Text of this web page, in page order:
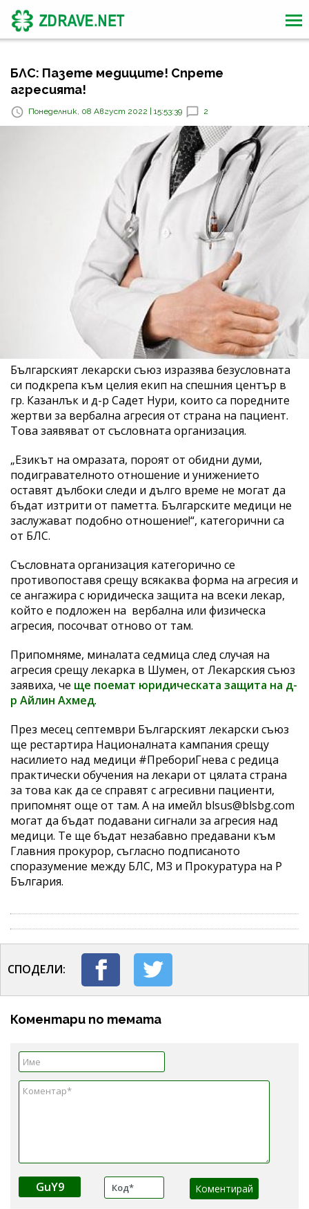
БЛС: Пазете медиците! Спрете
агресията!
Понеделник, 08 Август 2022 | 15:53:39 2
Българският лекарски съюз изразява безусловната
си подкрепа към целия екип на спешния център в
гр. Казанлък и д-р Садет Нури, които са поредните
жертви за вербална агресия от страна на пациент.
Това заявяват от съсловната организация.
„Езикът на омразата, пороят от обидни думи,
подигравателното отношение и унижението
оставят дълбоки следи и дълго време не могат да
бъдат изтрити от паметта. Българските медици не
заслужават подобно отношение!“, категорични са
от БЛС.
Съсловната организация категорично се
противопоставя срещу всякаква форма на агресия и
се ангажира с юридическа защита на всеки лекар,
който е подложен на вербална или физическа
агресия, посочват отново от там.
Припомняме, миналата седмица след случая на
агресия срещу лекарка в Шумен, от Лекарския съюз
заявиха, че ще поемат юридическата защита на д-
р Айлин Ахмед.
През месец септември Българският лекарски съюз
ще рестартира Националната кампания срещу
насилието над медици #ПребориГнева с редица
практически обучения на лекари от цялата страна
за това как да се справят с агресивни пациенти,
припомнят още от там. А на имейл blsus@blsbg.com
могат да бъдат подавани сигнали за агресия над
медици. Те ще бъдат незабавно предавани към
Главния прокурор, съгласно подписаното
споразумение между БЛС, МЗ и Прокуратура на Р
България.
СПОДЕЛИ:
Коментари по темата
GuY9